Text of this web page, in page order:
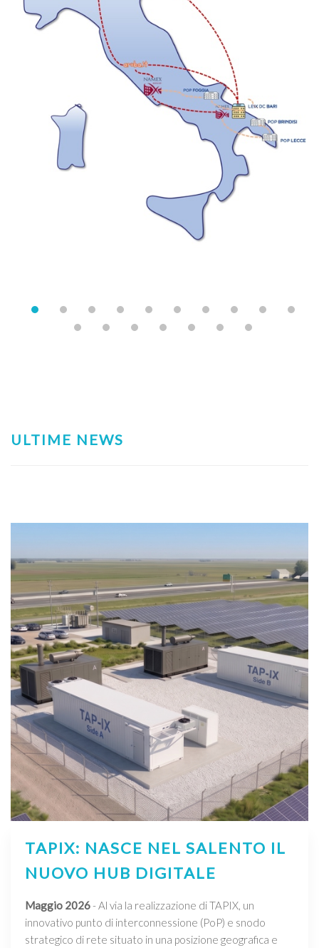
ULTIME NEWS
TAPIX: NASCE NEL SALENTO IL
NUOVO HUB DIGITALE
Maggio 2026- Al via la realizzazione di TAPIX, un
innovativo punto di interconnessione (PoP) e snodo
strategico di rete situato in una posizione geografica e